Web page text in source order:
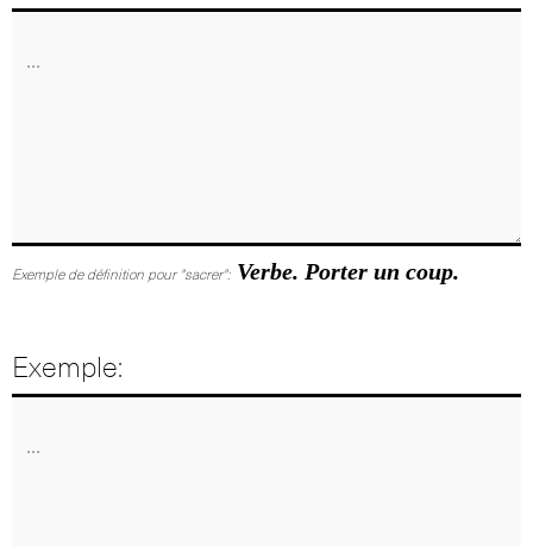
Exemple de définition pour "sacrer": Verbe. Porter un coup.
Exemple: